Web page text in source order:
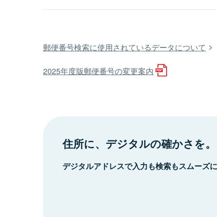
郵便番号検索に使用されているデータについて
2025年度版郵便番号の変更案内
住所に、デジタルの確かさを。
デジタルアドレスで入力も検索もスムーズ